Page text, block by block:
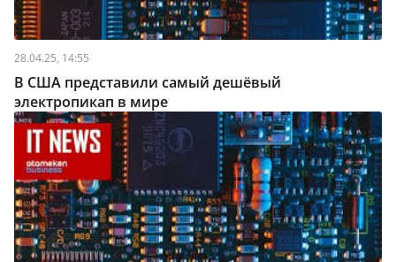
28.04.25, 14:55
В США представили самый дешёвый
электропикап в мире